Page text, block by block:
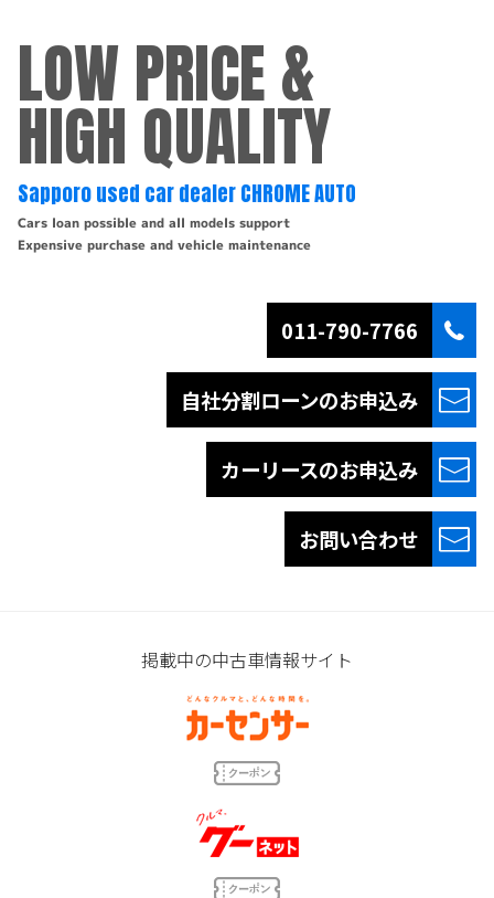
LOW PRICE &
HIGH QUALITY
Sapporo used car dealer CHROME AUTO
Cars loan possible and all models support
Expensive purchase and vehicle maintenance
011-790-7766
自社分割ローンのお申込み
カーリースのお申込み
お問い合わせ
掲載中の中古車情報サイト